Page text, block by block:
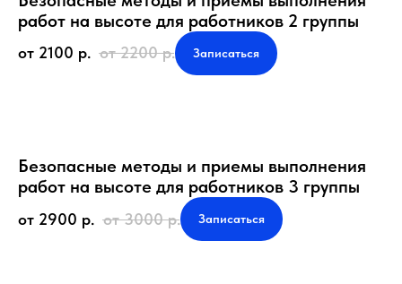
работ на высоте для работников 2 группы
от 2100 р. от 2200 р. Записаться
Безопасные методы и приемы выполнения
работ на высоте для работников 3 группы
от 2900 р. от 3000 р. Записаться